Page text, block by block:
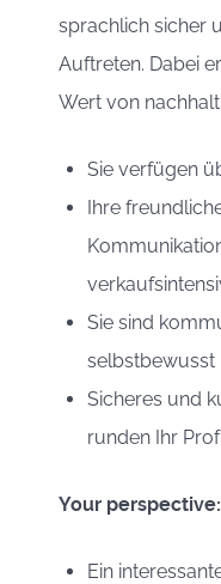
sprachlich sicher
Auftreten. Dabei
Wert von
Sie verfügen
Ihre
Sie sind
selbstbewusst
Sicheres und
runden Ihr
Your perspective:
Ein